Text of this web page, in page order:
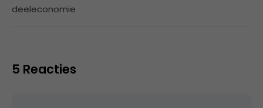
deeleconomie
5 Reacties